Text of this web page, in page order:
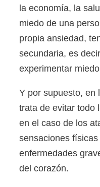
la economía, la
miedo de una
propia ansiedad,
secundaria, es
experimentar
Y por supuesto, en
trata de evitar todo
en el caso de los
sensaciones
enfermedades
del corazón.